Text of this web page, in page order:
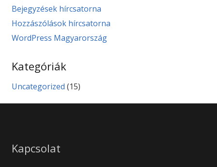
Bejegyzések hírcsatorna
Hozzászólások hírcsatorna
WordPress Magyarország
Kategóriák
Uncategorized (15)
Kapcsolat